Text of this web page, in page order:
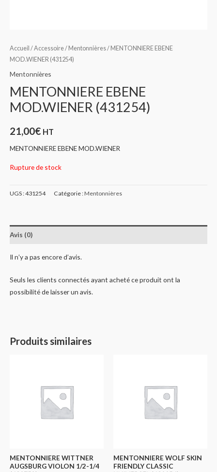
Accueil /Accessoire/ Mentonnières/ MENTONNIERE EBENE
MOD.WIENER (431254)
Mentonnières
MENTONNIERE EBENE
MOD.WIENER (431254)
21,00€ HT
MENTONNIERE EBENE MOD.WIENER
Rupture de stock
UGS :431254 Catégorie :Mentonnières
Avis (0)
Il n’y a pas encore d’avis.
Seuls les clients connectés ayant acheté ce produit ont la
possibilité de laisser un avis.
Produits similaires
MENTONNIERE WITTNER
AUGSBURG VIOLON 1/2-1/4
MENTONNIERE WOLF SKIN
FRIENDLY CLASSIC